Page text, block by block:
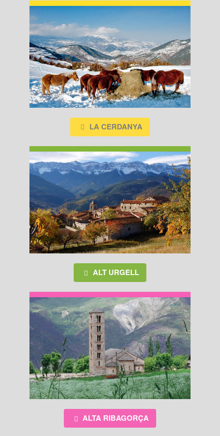
LA CERDANYA
ALT URGELL
ALTA RIBAGORÇA